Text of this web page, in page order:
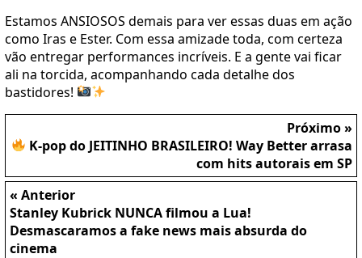
Estamos ANSIOSOS demais para ver essas duas em ação
como Iras e Ester. Com essa amizade toda, com certeza
vão entregar performances incríveis. E a gente vai ficar
ali na torcida, acompanhando cada detalhe dos
bastidores!
Próximo »
K-pop do JEITINHO BRASILEIRO! Way Better arrasa
com hits autorais em SP
« Anterior
Stanley Kubrick NUNCA filmou a Lua!
Desmascaramos a fake news mais absurda do
cinema